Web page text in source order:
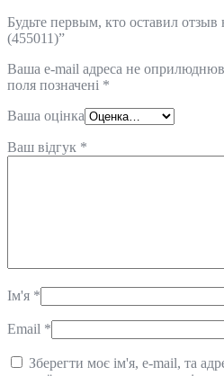
Будьте первым, кто оставил
(455011)”
Ваша e-mail адреса не
поля позначені *
Ваша оцінка
Ваш відгук *
Ім'я *
Email *
Зберегти моє ім'я, e-mail, та